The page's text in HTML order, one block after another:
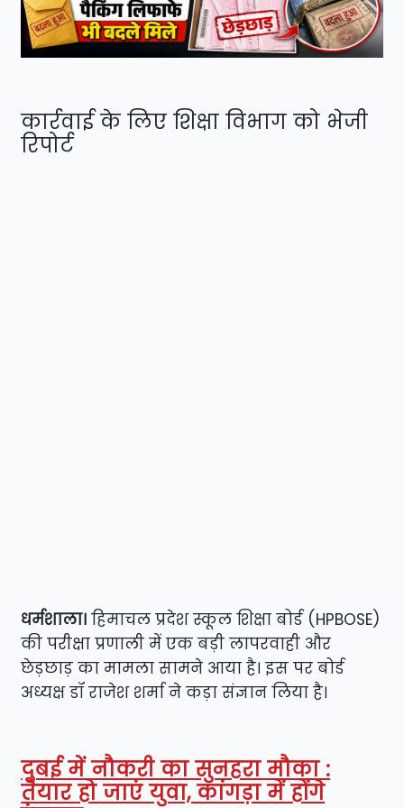
कार्रवाई के लिए शिक्षा विभाग को भेजी
रिपोर्ट
​धर्मशाला।हिमाचल प्रदेश स्कूल शिक्षा बोर्ड (HPBOSE)
की परीक्षा प्रणाली में एक बड़ी लापरवाही और
छेड़छाड़ का मामला सामने आया है। इस पर बोर्ड
अध्यक्ष डॉ राजेश शर्मा ने कड़ा संज्ञान लिया है।
दुबई में नौकरी का सुनहरा मौका :
तैयार हो जाएं युवा, कांगड़ा में होंगे